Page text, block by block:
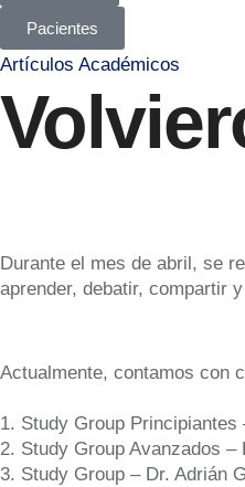
Pacientes
Artículos Académicos
Durante el mes de abril, se
aprender, debatir, compartir
Actualmente, contamos con
1. Study Group
2. Study Group Avanzados
3. Study Group – Dr. Adrián